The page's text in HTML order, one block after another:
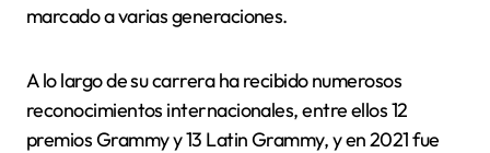
marcado a varias generaciones.
A lo largo de su carrera ha recibido numerosos
reconocimientos internacionales, entre ellos 12
premios Grammy y 13 Latin Grammy, y en 2021 fue